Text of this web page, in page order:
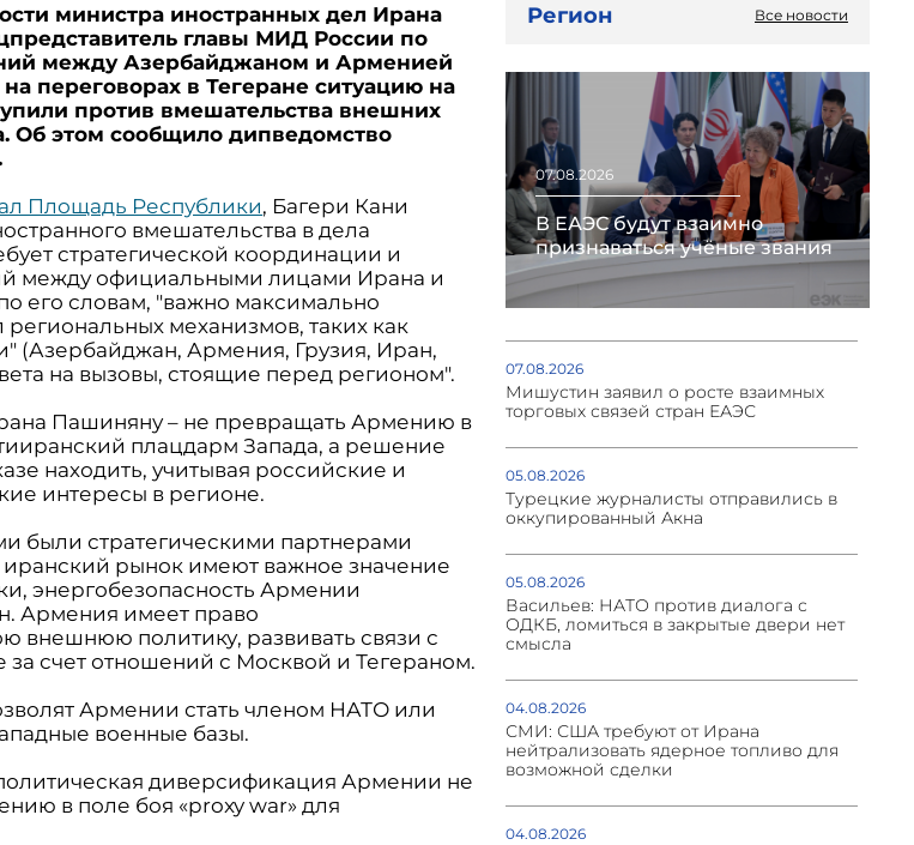
министра иностранных дел Ирана
главы МИД России по
между Азербайджаном и Арменией
переговорах в Тегеране ситуацию на
против вмешательства внешних
Об этом сообщило дипведомство
Площадь Республики, Багери Кани
вмешательства в дела
стратегической координации и
между официальными лицами Ирана и
его словам, "важно максимально
региональных механизмов, таких как
(Азербайджан, Армения, Грузия, Иран,
на вызовы, стоящие перед регионом".
Пашиняну – не превращать Армению в
плацдарм Запада, а решение
находить, учитывая российские и
интересы в регионе.
были стратегическими партнерами
рынок имеют важное значение
энергобезопасность Армении
Армения имеет право
внешнюю политику, развивать связи с
счет отношений с Москвой и Тегераном.
Армении стать членом НАТО или
военные базы.
диверсификация Армении не
в поле боя «proxy war» для
Регион Все новости
07.08.2026
В ЕАЭС будут взаимно
признаваться учёные звания
07.08.2026
Мишустин заявил о росте взаимных
торговых связей стран ЕАЭС
05.08.2026
Турецкие журналисты отправились в
оккупированный Акна
05.08.2026
Васильев: НАТО против диалога с
ОДКБ, ломиться в закрытые двери нет
смысла
04.08.2026
СМИ: США требуют от Ирана
нейтрализовать ядерное топливо для
возможной сделки
04.08.2026